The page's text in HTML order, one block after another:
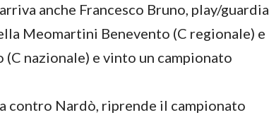
anche Francesco Bruno, play/guardia
Meomartini Benevento (C regionale) e
nazionale) e vinto un campionato
contro Nardò, riprende il campionato